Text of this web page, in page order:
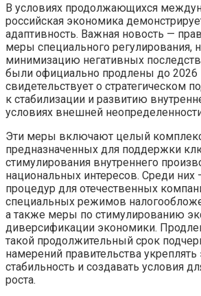
В условиях продолжающихся
российская экономика
адаптивность. Важная новость —
меры специального регулирования,
минимизацию негативных
были официально продлены до 2026
свидетельствует о стратегическом
к стабилизации и развитию
условиях внешней
Эти меры включают целый
предназначенных для поддержки
стимулирования внутреннего
национальных интересов. Среди
процедур для отечественных
специальных режимов
а также меры по стимулированию
диверсификации экономики.
такой продолжительный срок
намерений правительства
стабильность и создавать условия
роста.